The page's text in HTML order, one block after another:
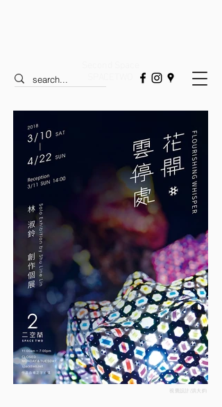
視覺設計/洪大鈞